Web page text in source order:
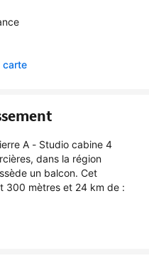
carte
A - Studio cabine 4
dans la région
un balcon. Cet
300 mètres et 24 km de :